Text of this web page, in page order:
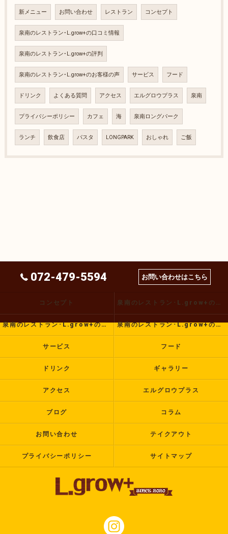
新メニュー お問い合わせ レストラン コンセプト
泉南のレストラン･L.grow+の口コミ情報
泉南のレストラン･L.grow+の評判
泉南のレストラン･L.grow+のお客様の声 サービス フード
ドリンク よくある質問 アクセス エルグロウプラス 泉南
プライバシーポリシー カフェ 海 泉南ロングパーク
ランチ 飲食店 パスタ LONGPARK おしゃれ ご飯
072-479-5594 お問い合わせはこちら
コンセプト 泉南のレストラン･L.grow+の口コミ情報
泉南のレストラン･L.grow+の評判 泉南のレストラン･L.grow+のお客様の声
サービス フード
ドリンク ギャラリー
アクセス エルグロウプラス
ブログ コラム
お問い合わせ テイクアウト
プライバシーポリシー サイトマップ